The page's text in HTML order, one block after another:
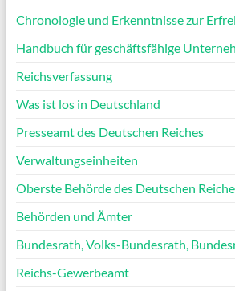
Chronologie und Erkenntnisse zur
Handbuch für geschäftsfähige
Reichsverfassung
Was ist los in Deutschland
Presseamt des Deutschen Reiches
Verwaltungseinheiten
Oberste Behörde des Deutschen
Behörden und Ämter
Bundesrath, Volks-Bundesrath,
Reichs-Gewerbeamt